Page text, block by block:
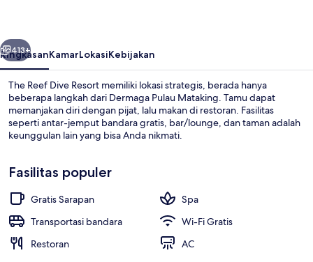
Tempat pernikahan outdoor
Berikutnya
413+
RingkasanKamarLokasiKebijakan
The Reef Dive Resort memiliki lokasi strategis, berada hanya
beberapa langkah dari Dermaga Pulau Mataking. Tamu dapat
memanjakan diri dengan pijat, lalu makan di restoran. Fasilitas
seperti antar-jemput bandara gratis, bar/lounge, dan taman adalah
keunggulan lain yang bisa Anda nikmati.
Fasilitas populer
Gratis Sarapan
Spa
Transportasi bandara
Wi-Fi Gratis
Restoran
AC